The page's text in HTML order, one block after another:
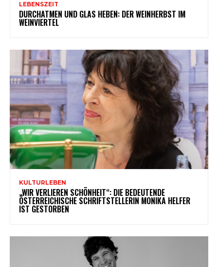
LEBENSZEIT
DURCHATMEN UND GLAS HEBEN: DER WEINHERBST IM
WEINVIERTEL
KULTURLEBEN
„WIR VERLIEREN SCHÖNHEIT“: DIE BEDEUTENDE
ÖSTERREICHISCHE SCHRIFTSTELLERIN MONIKA HELFER
IST GESTORBEN